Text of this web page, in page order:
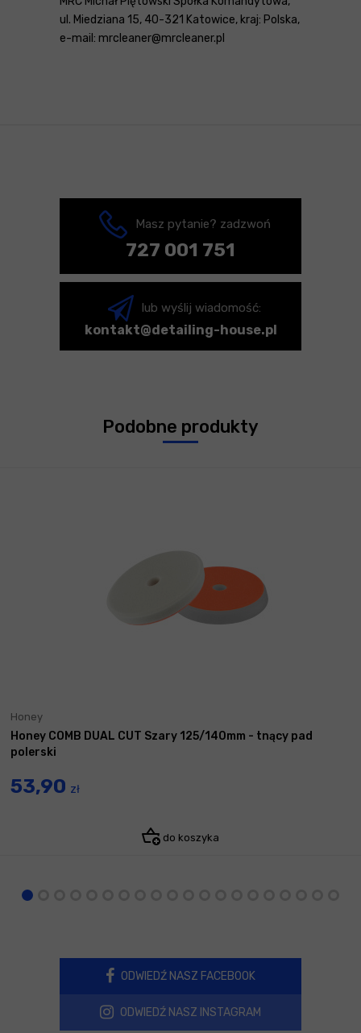
ul. Miedziana 15, 40-321 Katowice, kraj: Polska,
e-mail: mrcleaner@mrcleaner.pl
Masz pytanie? zadzwoń
727 001 751
lub wyślij wiadomość:
kontakt@detailing-house.pl
Podobne produkty
Honey
Honey COMB DUAL CUT Szary 125/140mm - tnący pad
polerski
53,90 zł
do koszyka
ODWIEDŹ NASZ FACEBOOK
ODWIEDŹ NASZ INSTAGRAM